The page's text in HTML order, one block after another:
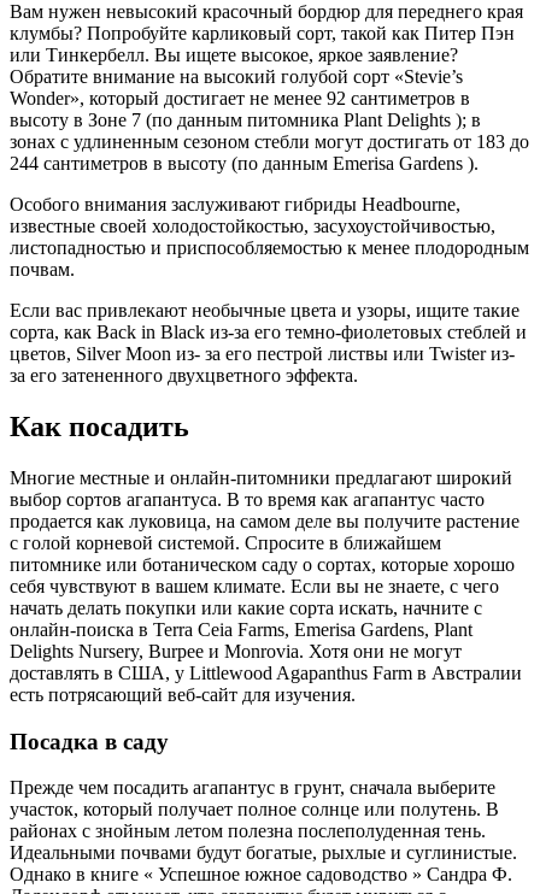
Вам нужен невысокий красочный бордюр для переднего края
клумбы? Попробуйте карликовый сорт, такой как Питер Пэн
или Тинкербелл. Вы ищете высокое, яркое заявление?
Обратите внимание на высокий голубой сорт «Stevie’s
Wonder», который достигает не менее 92 сантиметров в
высоту в Зоне 7 (по данным питомника Plant Delights ); в
зонах с удлиненным сезоном стебли могут достигать от 183 до
244 сантиметров в высоту (по данным Emerisa Gardens ).
Особого внимания заслуживают гибриды Headbourne,
известные своей холодостойкостью, засухоустойчивостью,
листопадностью и приспособляемостью к менее плодородным
почвам.
Если вас привлекают необычные цвета и узоры, ищите такие
сорта, как Back in Black из-за его темно-фиолетовых стеблей и
цветов, Silver Moon из- за его пестрой листвы или Twister из-
за его затененного двухцветного эффекта.
Как посадить
Многие местные и онлайн-питомники предлагают широкий
выбор сортов агапантуса. В то время как агапантус часто
продается как луковица, на самом деле вы получите растение
с голой корневой системой. Спросите в ближайшем
питомнике или ботаническом саду о сортах, которые хорошо
себя чувствуют в вашем климате. Если вы не знаете, с чего
начать делать покупки или какие сорта искать, начните с
онлайн-поиска в Terra Ceia Farms, Emerisa Gardens, Plant
Delights Nursery, Burpee и Monrovia. Хотя они не могут
доставлять в США, у Littlewood Agapanthus Farm в Австралии
есть потрясающий веб-сайт для изучения.
Посадка в саду
Прежде чем посадить агапантус в грунт, сначала выберите
участок, который получает полное солнце или полутень. В
районах с знойным летом полезна послеполуденная тень.
Идеальными почвами будут богатые, рыхлые и суглинистые.
Однако в книге « Успешное южное садоводство » Сандра Ф.